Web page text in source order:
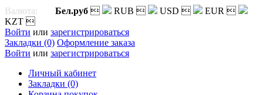
Валюта: Бел.руб  RUB  USD  EUR 
KZT 
Войти или зарегистрироваться
Закладки (0) Оформление заказа
Войти или зарегистрироваться
Личный кабинет
Закладки (0)